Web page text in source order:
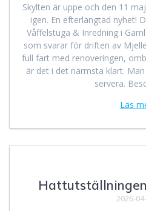
Skylten är uppe och den 11
igen. En efterlängtad nyhet!
Våffelstuga & Inredning i
som svarar för driften av
full fart med renoveringen,
är det i det närmsta klart.
servera.
Läs
2026-